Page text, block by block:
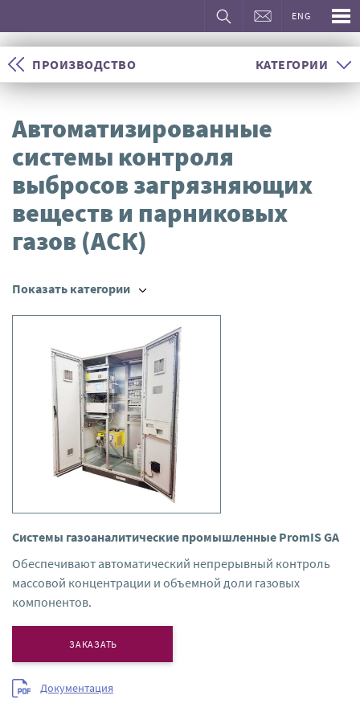
ENG
ПРОИЗВОДСТВО КАТЕГОРИИ
Автоматизированные
системы контроля
выбросов загрязняющих
веществ и парниковых
газов (АСК)
Показать категории
Системы газоаналитические промышленные PromIS GA
Обеспечивают автоматический непрерывный контроль
массовой концентрации и объемной доли газовых
компонентов.
ЗАКАЗАТЬ
Документация